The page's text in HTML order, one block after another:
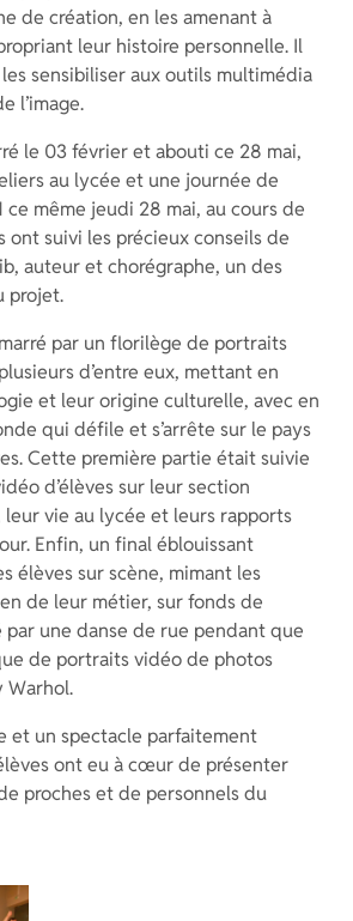
de création, en les amenant à
leur histoire personnelle. Il
les sensibiliser aux outils multimédia
l’image.
le 03 février et abouti ce 28 mai,
au lycée et une journée de
même jeudi 28 mai, au cours de
ont suivi les précieux conseils de
auteur et chorégraphe, un des
projet.
par un florilège de portraits
d’entre eux, mettant en
et leur origine culturelle, avec en
qui défile et s’arrête sur le pays
Cette première partie était suivie
d’élèves sur leur section
vie au lycée et leurs rapports
Enfin, un final éblouissant
élèves sur scène, mimant les
de leur métier, sur fonds de
une danse de rue pendant que
de portraits vidéo de photos
Warhol.
et un spectacle parfaitement
ont eu à cœur de présenter
proches et de personnels du